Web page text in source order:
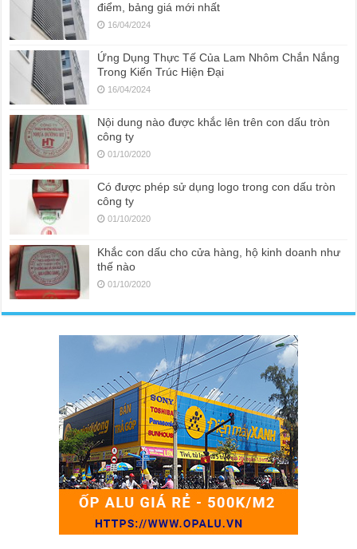
điểm, bảng giá mới nhất
16/04/2024
Ứng Dụng Thực Tế Của Lam Nhôm Chắn Nắng
Trong Kiến Trúc Hiện Đại
16/04/2024
Nội dung nào được khắc lên trên con dấu tròn
công ty
01/10/2020
Có được phép sử dụng logo trong con dấu tròn
công ty
01/10/2020
Khắc con dấu cho cửa hàng, hộ kinh doanh như
thế nào
01/10/2020